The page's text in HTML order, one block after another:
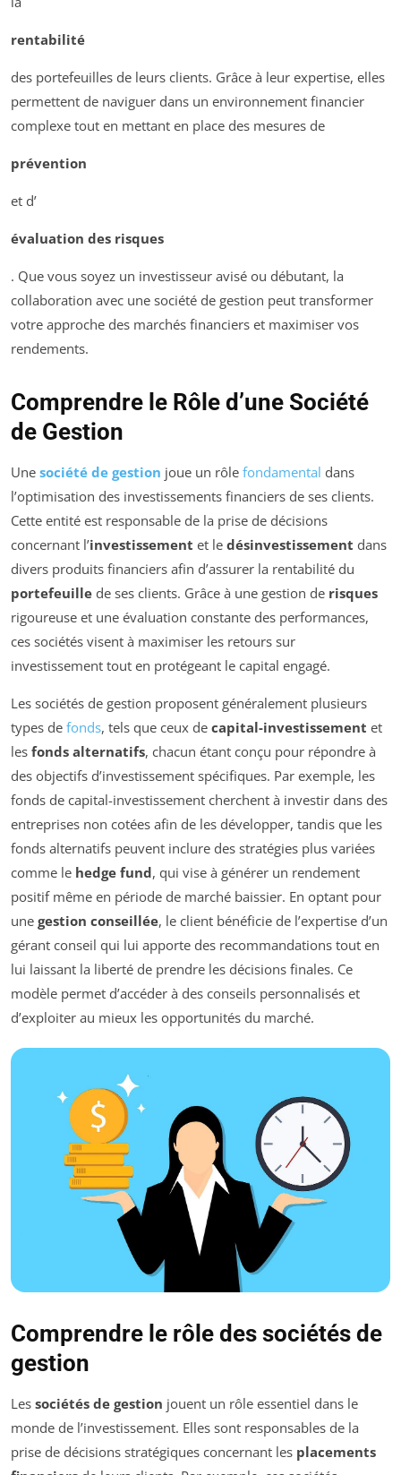
rentabilité
des portefeuilles de leurs clients. Grâce à leur expertise, elles
permettent de naviguer dans un environnement financier
complexe tout en mettant en place des mesures de
prévention
et d’
évaluation des risques
. Que vous soyez un investisseur avisé ou débutant, la
collaboration avec une société de gestion peut transformer
votre approche des marchés financiers et maximiser vos
rendements.
Comprendre le Rôle d’une Société
de Gestion
Une société de gestion joue un rôle fondamental dans
l’optimisation des investissements financiers de ses clients.
Cette entité est responsable de la prise de décisions
concernant l’investissement et le désinvestissement dans
divers produits financiers afin d’assurer la rentabilité du
portefeuille de ses clients. Grâce à une gestion de risques
rigoureuse et une évaluation constante des performances,
ces sociétés visent à maximiser les retours sur
investissement tout en protégeant le capital engagé.
Les sociétés de gestion proposent généralement plusieurs
types de fonds, tels que ceux de capital-investissement et
les fonds alternatifs, chacun étant conçu pour répondre à
des objectifs d’investissement spécifiques. Par exemple, les
fonds de capital-investissement cherchent à investir dans des
entreprises non cotées afin de les développer, tandis que les
fonds alternatifs peuvent inclure des stratégies plus variées
comme le hedge fund, qui vise à générer un rendement
positif même en période de marché baissier. En optant pour
une gestion conseillée, le client bénéficie de l’expertise d’un
gérant conseil qui lui apporte des recommandations tout en
lui laissant la liberté de prendre les décisions finales. Ce
modèle permet d’accéder à des conseils personnalisés et
d’exploiter au mieux les opportunités du marché.
Comprendre le rôle des sociétés de
gestion
Les sociétés de gestion jouent un rôle essentiel dans le
monde de l’investissement. Elles sont responsables de la
prise de décisions stratégiques concernant les placements